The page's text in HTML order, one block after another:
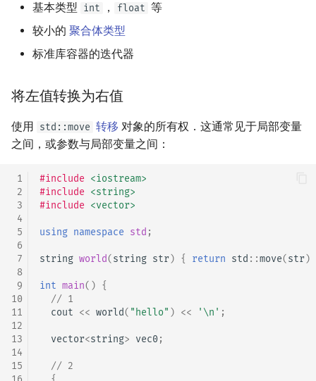
基本类型 int ， float 等
较小的 聚合体类型
标准库容器的迭代器
将左值转换为右值
使用 std::move 转移 对象的所有权．这通常见于局部变量
之间，或参数与局部变量之间：
1
2
3
4
5
6
7
8
9
10
11
12
13
14
15
#include <iostream>
#include <string>
#include <vector>
using namespace std ;
string world(string str) { return std ::move(str)
int main() {
// 1
cout << world( "hello" ) << '\n' ;
vector<string> vec0 ;
// 2